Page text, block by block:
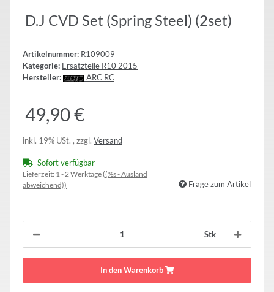
D.J CVD Set (Spring Steel) (2set)
Artikelnummer: R109009
Kategorie: Ersatzteile R10 2015
Hersteller:
ARC RC
49,90 €
inkl. 19% USt. , zzgl. Versand
Sofort verfügbar
Lieferzeit: 1 - 2 Werktage((%s - Ausland
abweichend))
Frage zum Artikel
Stk
In den Warenkorb